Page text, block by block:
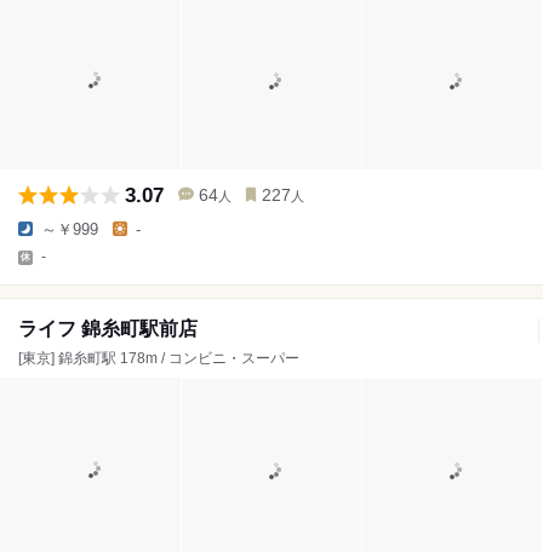
3.07 64 人 227 人
～￥999 -
-
ライフ 錦糸町駅前店
[東京] 錦糸町駅 178m / コンビニ・スーパー